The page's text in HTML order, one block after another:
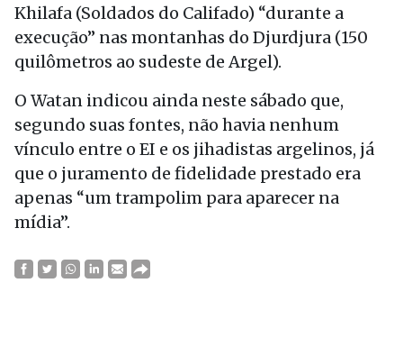
Khilafa (Soldados do Califado) “durante a
execução” nas montanhas do Djurdjura (150
quilômetros ao sudeste de Argel).
O Watan indicou ainda neste sábado que,
segundo suas fontes, não havia nenhum
vínculo entre o EI e os jihadistas argelinos, já
que o juramento de fidelidade prestado era
apenas “um trampolim para aparecer na
mídia”.